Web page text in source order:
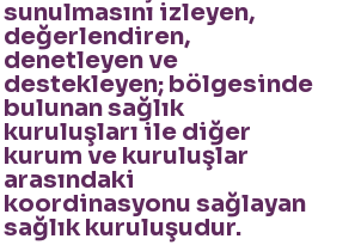
sunulmasını izleyen,
değerlendiren,
denetleyen ve
destekleyen; bölgesinde
bulunan sağlık
kuruluşları ile diğer
kurum ve kuruluşlar
arasındaki
koordinasyonu sağlayan
sağlık kuruluşudur.